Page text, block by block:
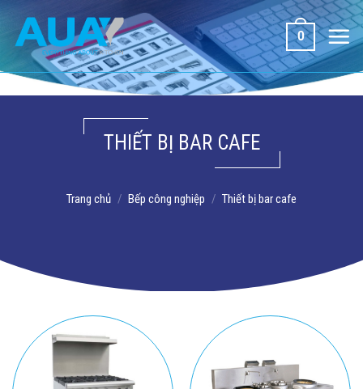
dung
0
THIẾT BỊ BAR CAFE
Trang chủ / Bếp công nghiệp / Thiết bị bar cafe